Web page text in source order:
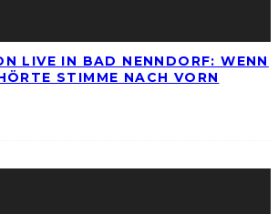
LIVE IN BAD NENNDORF: WENN
STIMME NACH VORN